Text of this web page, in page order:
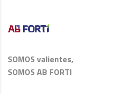
SOMOS valientes,
SOMOS AB FORTI